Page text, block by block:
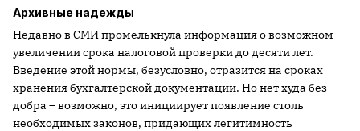
Архивные надежды
Недавно в СМИ промелькнула информация о возможном
увеличении срока налоговой проверки до десяти лет.
Введение этой нормы, безусловно, отразится на сроках
хранения бухгалтерской документации. Но нет худа без
добра – возможно, это инициирует появление столь
необходимых законов, придающих легитимность